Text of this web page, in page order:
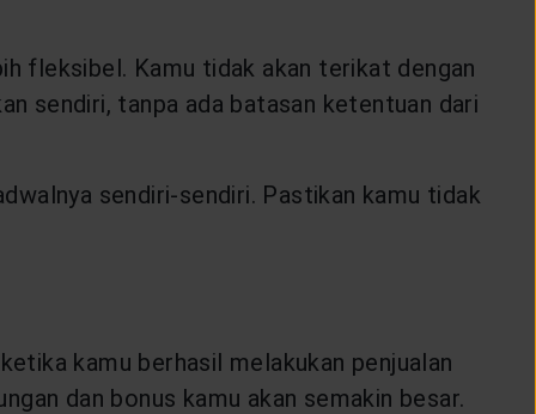
fleksibel. Kamu tidak akan terikat dengan
sendiri, tanpa ada batasan ketentuan dari
sendiri-sendiri. Pastikan kamu tidak
kamu berhasil melakukan penjualan
dan bonus kamu akan semakin besar.